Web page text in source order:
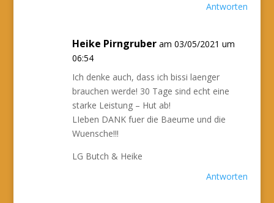
Antworten
Heike Pirngruber am 03/05/2021 um
06:54
Ich denke auch, dass ich bissi laenger
brauchen werde! 30 Tage sind echt eine
starke Leistung – Hut ab!
LIeben DANK fuer die Baeume und die
Wuensche!!!
LG Butch & Heike
Antworten